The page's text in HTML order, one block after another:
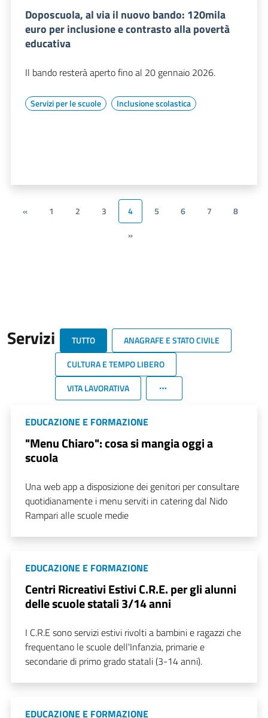
Doposcuola, al via il nuovo bando: 120mila
euro per inclusione e contrasto alla povertà
educativa
Il bando resterà aperto fino al 20 gennaio 2026.
Servizi per le scuole Inclusione scolastica
« 1 2 3 4 5 6 7
8
»
Servizi TUTTO
ANAGRAFE E STATO CIVILE
CULTURA E TEMPO LIBERO
VITA LAVORATIVA
EDUCAZIONE E FORMAZIONE
"Menu Chiaro": cosa si mangia oggi a
scuola
Una web app a disposizione dei genitori per consultare
quotidianamente i menu serviti in catering dal Nido
Rampari alle scuole medie
EDUCAZIONE E FORMAZIONE
Centri Ricreativi Estivi C.R.E. per gli alunni
delle scuole statali 3/14 anni
I C.R.E sono servizi estivi rivolti a bambini e ragazzi che
frequentano le scuole dell'Infanzia, primarie e
secondarie di primo grado statali (3-14 anni).
EDUCAZIONE E FORMAZIONE